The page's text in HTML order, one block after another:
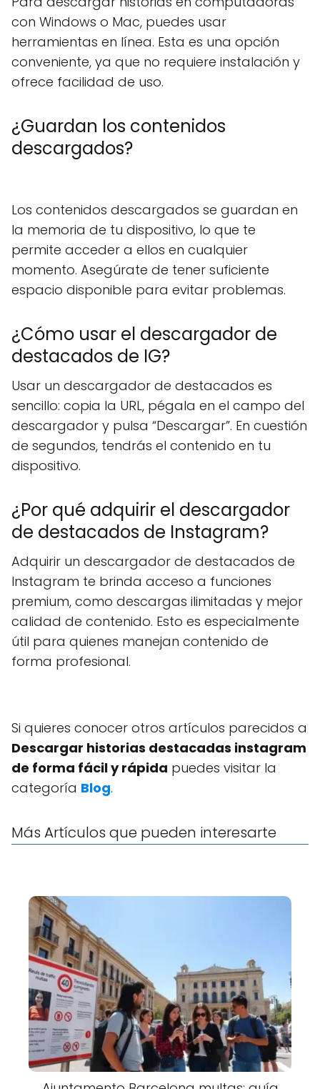
con Windows o Mac, puedes usar
herramientas en línea. Esta es una opción
conveniente, ya que no requiere instalación y
ofrece facilidad de uso.
¿Guardan los contenidos
descargados?
Los contenidos descargados se guardan en
la memoria de tu dispositivo, lo que te
permite acceder a ellos en cualquier
momento. Asegúrate de tener suficiente
espacio disponible para evitar problemas.
¿Cómo usar el descargador de
destacados de IG?
Usar un descargador de destacados es
sencillo: copia la URL, pégala en el campo del
descargador y pulsa “Descargar”. En cuestión
de segundos, tendrás el contenido en tu
dispositivo.
¿Por qué adquirir el descargador
de destacados de Instagram?
Adquirir un descargador de destacados de
Instagram te brinda acceso a funciones
premium, como descargas ilimitadas y mejor
calidad de contenido. Esto es especialmente
útil para quienes manejan contenido de
forma profesional.
Si quieres conocer otros artículos parecidos a
Descargar historias destacadas instagram
de forma fácil y rápida puedes visitar la
categoría Blog.
Más Artículos que pueden interesarte